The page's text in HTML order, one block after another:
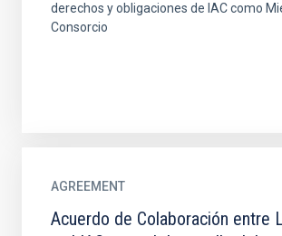
derechos y obligaciones de IAC como
Consorcio
AGREEMENT
Acuerdo de Colaboración entre